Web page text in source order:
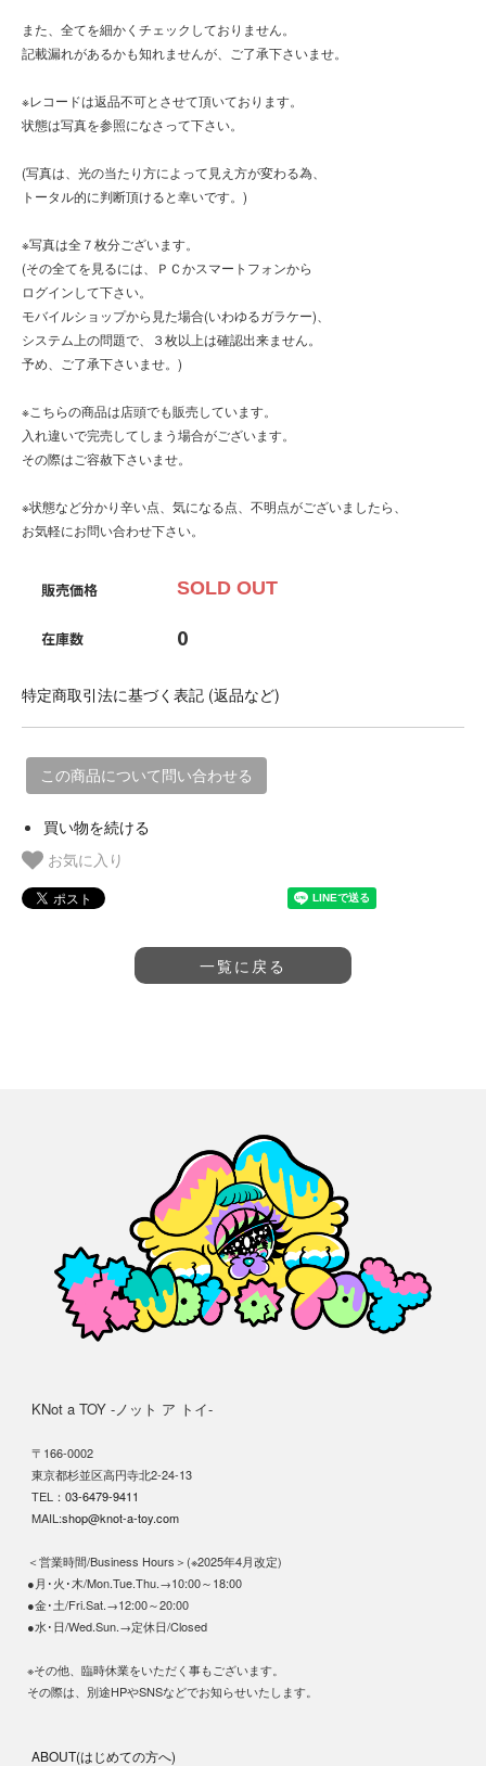
また、全てを細かくチェックしておりません。
記載漏れがあるかも知れませんが、ご了承下さいませ。
※レコードは返品不可とさせて頂いております。
状態は写真を参照になさって下さい。
(写真は、光の当たり方によって見え方が変わる為、
トータル的に判断頂けると幸いです。)
※写真は全７枚分ございます。
(その全てを見るには、ＰＣかスマートフォンから
ログインして下さい。
モバイルショップから見た場合(いわゆるガラケー)、
システム上の問題で、３枚以上は確認出来ません。
予め、ご了承下さいませ。)
※こちらの商品は店頭でも販売しています。
入れ違いで完売してしまう場合がございます。
その際はご容赦下さいませ。
※状態など分かり辛い点、気になる点、不明点がございましたら、
お気軽にお問い合わせ下さい。
販売価格 SOLD OUT
在庫数 0
特定商取引法に基づく表記 (返品など)
この商品について問い合わせる
買い物を続ける
お気に入り
一覧に戻る
KNot a TOY -ノット ア トイ-
〒166-0002
東京都杉並区高円寺北2-24-13
TEL： 03-6479-9411
MAIL:shop@knot-a-toy.com
＜営業時間/Business Hours＞(※2025年4月改定)
●月･火･木/Mon.Tue.Thu.→10:00～18:00
●金･土/Fri.Sat.→12:00～20:00
●水･日/Wed.Sun.→定休日/Closed
※その他、臨時休業をいただく事もございます。
その際は、別途HPやSNSなどでお知らせいたします。
ABOUT(はじめての方へ)